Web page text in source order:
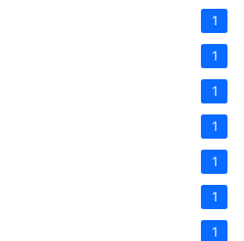
1
1
1
1
1
1
1